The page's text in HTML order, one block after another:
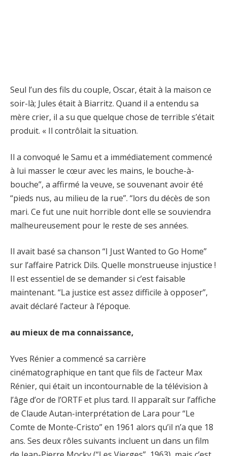
Seul l’un des fils du couple, Oscar, était à la maison ce
soir-là; Jules était à Biarritz. Quand il a entendu sa
mère crier, il a su que quelque chose de terrible s’était
produit. « Il contrôlait la situation.
Il a convoqué le Samu et a immédiatement commencé
à lui masser le cœur avec les mains, le bouche-à-
bouche”, a affirmé la veuve, se souvenant avoir été
“pieds nus, au milieu de la rue”. “lors du décès de son
mari. Ce fut une nuit horrible dont elle se souviendra
malheureusement pour le reste de ses années.
Il avait basé sa chanson “I Just Wanted to Go Home”
sur l’affaire Patrick Dils. Quelle monstrueuse injustice !
Il est essentiel de se demander si c’est faisable
maintenant. “La justice est assez difficile à opposer”,
avait déclaré l’acteur à l’époque.
au mieux de ma connaissance,
Yves Rénier a commencé sa carrière
cinématographique en tant que fils de l’acteur Max
Rénier, qui était un incontournable de la télévision à
l’âge d’or de l’ORTF et plus tard. Il apparaît sur l’affiche
de Claude Autan-interprétation de Lara pour “Le
Comte de Monte-Cristo” en 1961 alors qu’il n’a que 18
ans. Ses deux rôles suivants incluent un dans un film